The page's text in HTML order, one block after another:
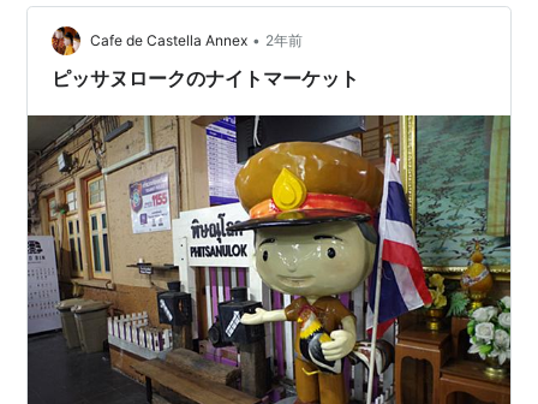
ッサヌローク ③７月１３日（土）ピッサヌローク→スコ
ータイ シーサッチャラナイ観光 ④７月１４日（日）ス
コータイ観光 ⑤７月１５日（月）スコータイ観光 スコ
Cafe de Castella Annex • 2年前
ピッサヌロークのナイトマーケット